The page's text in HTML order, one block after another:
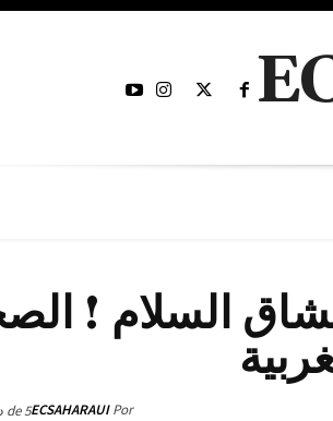
السلام !
Por
ECSAHARAUI5 de ديسمبر de 2019